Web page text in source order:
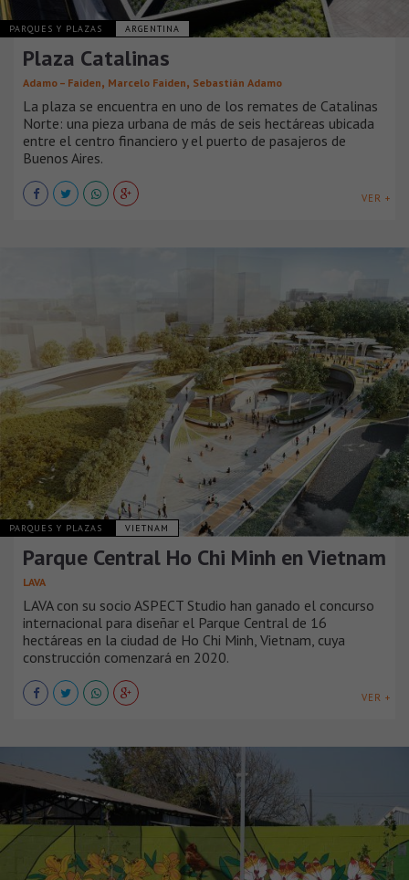
PARQUES Y PLAZAS ARGENTINA
Plaza Catalinas
Adamo – Faiden, Marcelo Faiden, Sebastián Adamo
La plaza se encuentra en uno de los remates de Catalinas
Norte: una pieza urbana de más de seis hectáreas ubicada
entre el centro financiero y el puerto de pasajeros de
Buenos Aires.
VER +
PARQUES Y PLAZAS VIETNAM
Parque Central Ho Chi Minh en Vietnam
LAVA
LAVA con su socio ASPECT Studio han ganado el concurso
internacional para diseñar el Parque Central de 16
hectáreas en la ciudad de Ho Chi Minh, Vietnam, cuya
construcción comenzará en 2020.
VER +